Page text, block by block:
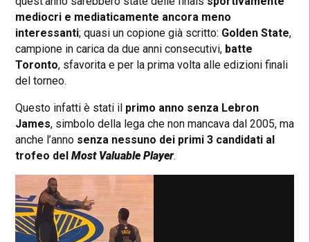
mediocri e mediaticamente ancora meno
interessanti; quasi un copione già scritto: Golden State,
campione in carica da due anni consecutivi, batte
Toronto, sfavorita e per la prima volta alle edizioni finali
del torneo.
Questo infatti è stati il primo anno senza Lebron
James, simbolo della lega che non mancava dal 2005, ma
anche l’anno senza nessuno dei primi 3 candidati al
trofeo delMost Valuable Player.